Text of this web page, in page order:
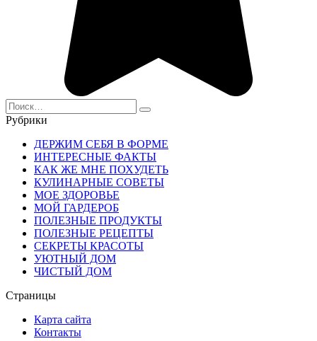
Search
for:
Рубрики
ДЕРЖИМ СЕБЯ В ФОРМЕ
ИНТЕРЕСНЫЕ ФАКТЫ
КАК ЖЕ МНЕ ПОХУДЕТЬ
КУЛИНАРНЫЕ СОВЕТЫ
МОЕ ЗДОРОВЬЕ
МОЙ ГАРДЕРОБ
ПОЛЕЗНЫЕ ПРОДУКТЫ
ПОЛЕЗНЫЕ РЕЦЕПТЫ
СЕКРЕТЫ КРАСОТЫ
УЮТНЫЙ ДОМ
ЧИСТЫЙ ДОМ
Страницы
Карта сайта
Контакты